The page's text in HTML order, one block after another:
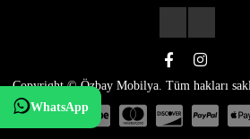
Copyright © Özbay Mobilya. Tüm hakları
WhatsApp